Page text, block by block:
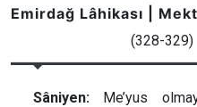
Emirdağ Lâhikası |
(328-329)
Sâniyen: Me’yus